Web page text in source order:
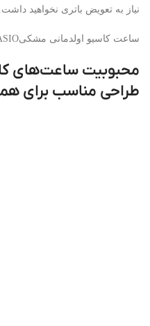
نیاز به تعویض باتری نخواهید داشت.
ساعت کاسیو اولدمانی مشکیCASIO
محبوبیت ساعت‌های
طراحی مناسب برای